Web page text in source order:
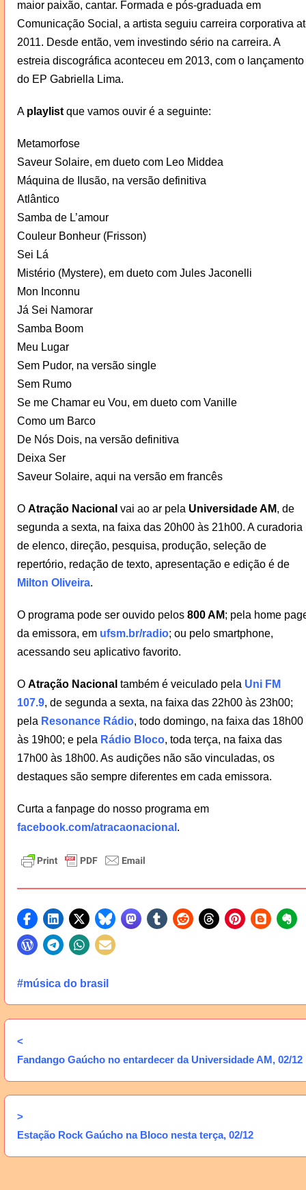
maior paixão, cantar. Formada e pós-graduada em
Comunicação Social, a artista seguiu carreira corporativa
2011. Desde então, vem investindo sério na carreira. A
estreia discográfica aconteceu em 2013, com o lançamento
do EP Gabriella Lima.
A playlistque vamos ouvir é a seguinte:
Metamorfose
Saveur Solaire, em dueto com Leo Middea
Máquina de Ilusão, na versão definitiva
Atlântico
Samba de L’amour
Couleur Bonheur (Frisson)
Sei Lá
Mistério (Mystere), em dueto com Jules Jaconelli
Mon Inconnu
Já Sei Namorar
Samba Boom
Meu Lugar
Sem Pudor, na versão single
Sem Rumo
Se me Chamar eu Vou, em dueto com Vanille
Como um Barco
De Nós Dois, na versão definitiva
Deixa Ser
Saveur Solaire, aqui na versão em francês
O Atração Nacional vai ao ar pela Universidade AM, de
segunda a sexta, na faixa das 20h00 às 21h00. A curadoria
de elenco, direção, pesquisa, produção, seleção de
repertório, redação de texto, apresentação e edição é de
Milton Oliveira.
O programa pode ser ouvido pelos 800 AM; pela home
da emissora, em ufsm.br/radio; ou pelo smartphone,
acessando seu aplicativo favorito.
O Atração Nacional também é veiculado pela Uni FM
107.9, de segunda a sexta, na faixa das 22h00 às 23h00;
pela Resonance Rádio, todo domingo, na faixa das 18h00
às 19h00; e pela Rádio Bloco, toda terça, na faixa das
17h00 às 18h00. As audições não são vinculadas, os
destaques são sempre diferentes em cada emissora.
Curta a fanpage do nosso programa em
facebook.com/atracaonacional .
#música do brasil
<
Fandango Gaúcho no entardecer da Universidade AM, 02/12
>
Estação Rock Gaúcho na Bloco nesta terça, 02/12